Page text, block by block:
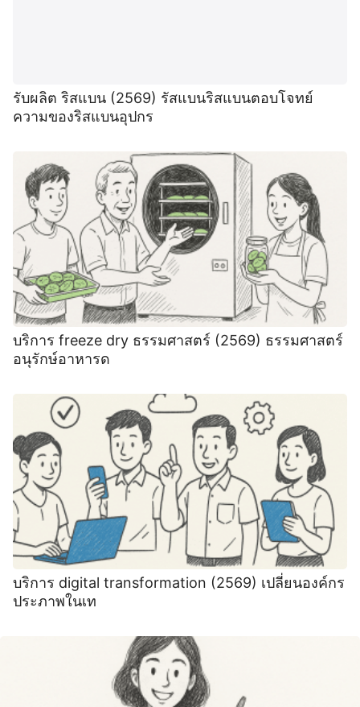
รับผลิต ริสแบน (2569) รัสแบนริสแบนตอบโจทย์
ความของริสแบนอุปกร
บริการ freeze dry ธรรมศาสตร์ (2569) ธรรมศาสตร์
อนุรักษ์อาหารด
บริการ digital transformation (2569) เปลี่ยนองค์กร
ประภาพในเท